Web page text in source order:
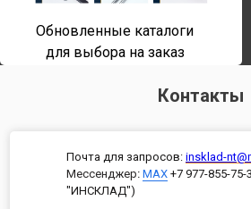
Обновленные каталоги
для выбора на заказ
Контакты
Почта для запросов: insklad-
Мессенджер: MAX +7 977-855-
"ИНСКЛАД")